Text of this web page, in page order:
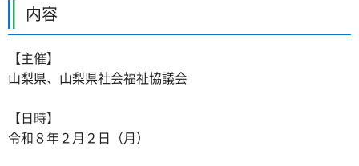
内容
【主催】
山梨県、山梨県社会福祉協議会
【日時】
令和８年２月２日（月）